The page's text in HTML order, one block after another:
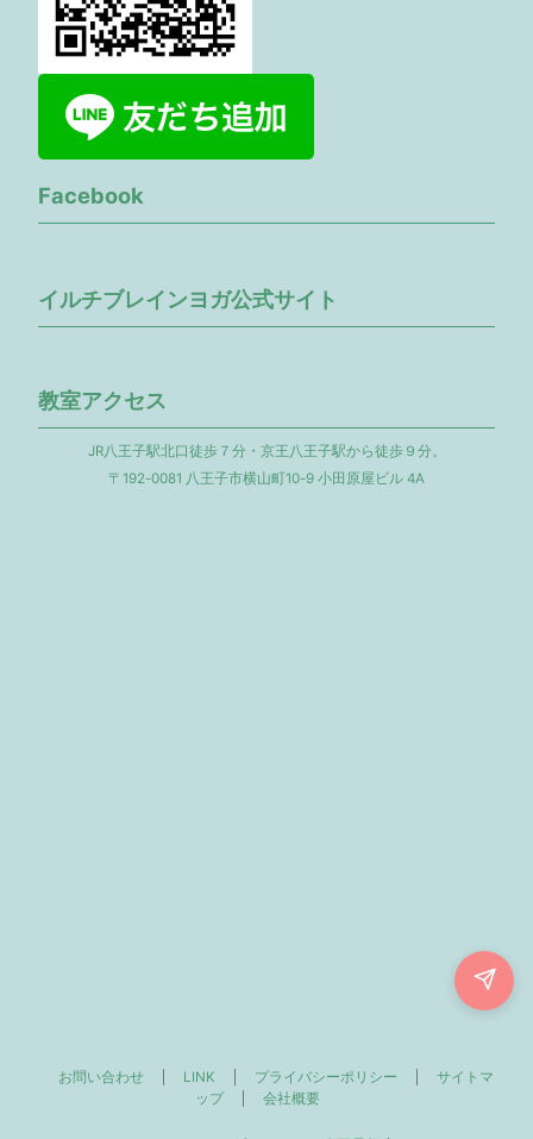
Facebook
イルチブレインヨガ公式サイト
教室アクセス
JR八王子駅北口徒歩７分・京王八王子駅から徒歩９分。
〒192-0081 八王子市横山町10-9 小田原屋ビル 4A
お問い合わせ LINK プライバシーポリシー
サイトマ
ップ
会社概要